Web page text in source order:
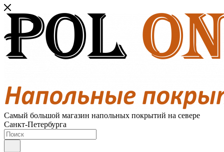
Самый большой магазин напольных покрытий на севере
Санкт-Петербурга